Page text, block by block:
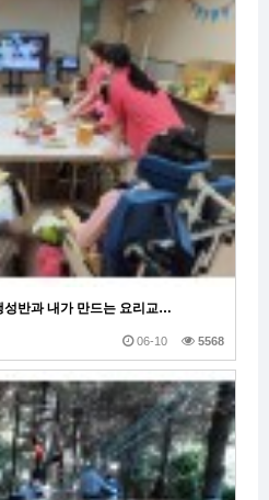
성반과 내가 만드는 요리교…
06-10 5568